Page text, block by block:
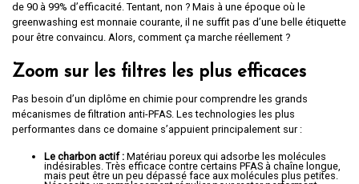
de 90 à 99% d’efficacité. Tentant, non ? Mais à une époque où le
greenwashing est monnaie courante, il ne suffit pas d’une belle étiquette
pour être convaincu. Alors, comment ça marche réellement ?
Zoom sur les filtres les plus efficaces
Pas besoin d’un diplôme en chimie pour comprendre les grands
mécanismes de filtration anti-PFAS. Les technologies les plus
performantes dans ce domaine s’appuient principalement sur :
Le charbon actif : Matériau poreux qui adsorbe les molécules
indésirables. Très efficace contre certains PFAS à chaîne longue,
mais peut être un peu dépassé face aux molécules plus petites.